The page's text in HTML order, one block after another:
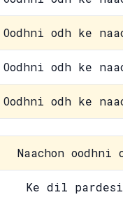
Oodhni odh ke
Oodhni odh ke
Oodhni odh ke
Naachon oodhni
Ke dil pardesi